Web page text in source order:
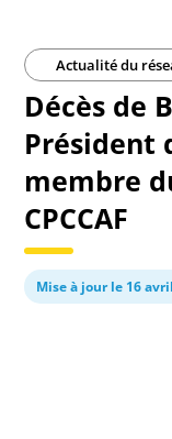
Actualité du
Décès de
Président
membre
CPCCAF
Mise à jour le 16